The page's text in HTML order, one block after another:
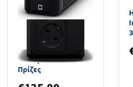
CyberPower
UT1050EG UPS Line-
Interactive 1050VA
630W με 4 Schuko
Πρίζες